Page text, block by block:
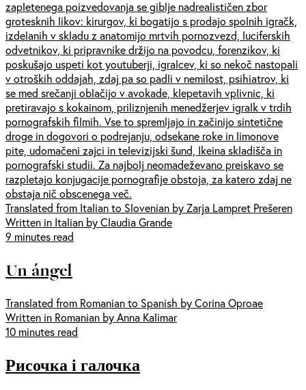
zapletenega poizvedovanja se giblje nadrealističen zbor
grotesknih likov: kirurgov, ki bogatijo s prodajo spolnih igračk,
izdelanih v skladu z anatomijo mrtvih pornozvezd, luciferskih
odvetnikov, ki pripravnike držijo na povodcu, forenzikov, ki
poskušajo uspeti kot youtuberji, igralcev, ki so nekoč nastopali
v otroških oddajah, zdaj pa so padli v nemilost, psihiatrov, ki
se med srečanji oblačijo v avokade, klepetavih vplivnic, ki
pretiravajo s kokainom, priliznjenih menedžerjev igralk v trdih
pornografskih filmih. Vse to spremljajo in začinijo sintetične
droge in dogovori o podrejanju, odsekane roke in limonove
pite, udomačeni zajci in televizijski šund, Ikeina skladišča in
pornografski studii. Za najbolj neomadeževano preiskavo se
razpletajo konjugacije pornografije obstoja, za katero zdaj ne
obstaja nič obscenega več.
Translated from Italian to Slovenian by Zarja Lampret Prešeren
Written in Italian by Claudia Grande
9 minutes read
Un ángel
Translated from Romanian to Spanish by Corina Oproae
Written in Romanian by Anna Kalimar
10 minutes read
Рисочка і галочка